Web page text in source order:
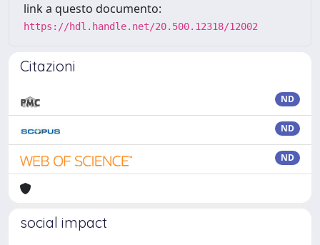
link a questo documento:
https://hdl.handle.net/20.500.12318/12002
Citazioni
ND
ND
ND
social impact